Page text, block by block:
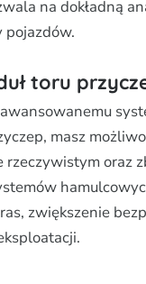
na dokładną
pojazdów.
toru
masz
rzeczywistym oraz
zwiększenie